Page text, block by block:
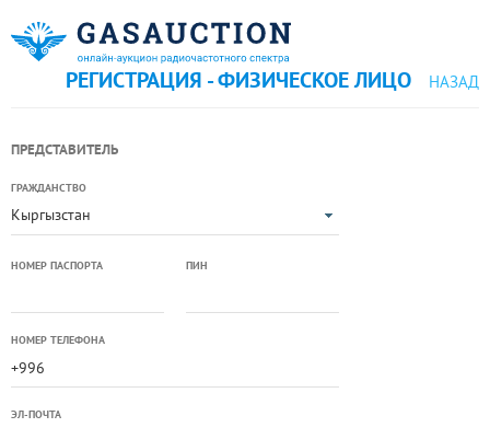
РЕГИСТРАЦИЯ - ФИЗИЧЕСКОЕ ЛИЦО НАЗАД
ПРЕДСТАВИТЕЛЬ
ГРАЖДАНСТВО
Кыргызстан
НОМЕР ПАСПОРТА ПИН
НОМЕР ТЕЛЕФОНА
ЭЛ-ПОЧТА